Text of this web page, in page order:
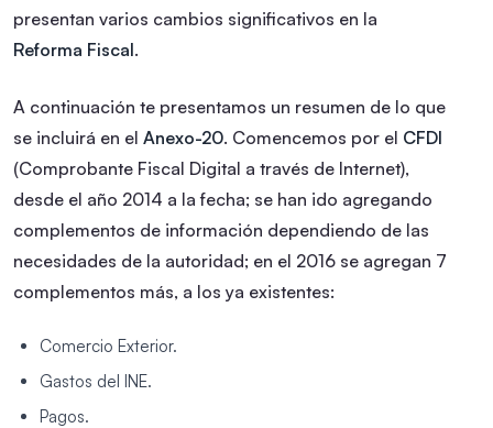
presentan varios cambios significativos en la
Reforma Fiscal.
A continuación te presentamos un resumen de lo que
se incluirá en el Anexo-20. Comencemos por el CFDI
(Comprobante Fiscal Digital a través de Internet),
desde el año 2014 a la fecha; se han ido agregando
complementos de información dependiendo de las
necesidades de la autoridad; en el 2016 se agregan 7
complementos más, a los ya existentes:
Comercio Exterior.
Gastos del INE.
Pagos.